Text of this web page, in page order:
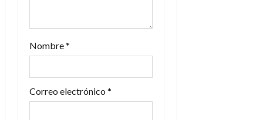
d
s
Nombre*
Correo electrónico *